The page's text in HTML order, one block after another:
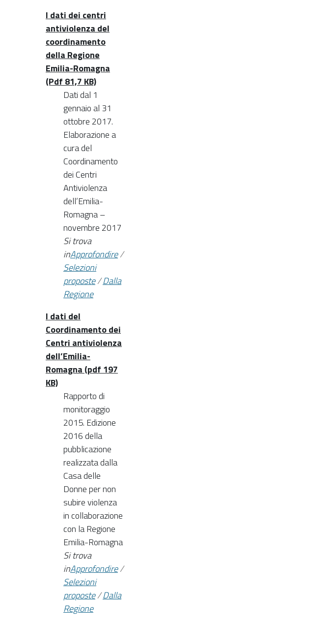
I dati dei centri
antiviolenza del
coordinamento
della Regione
Emilia-Romagna
(Pdf 81,7 KB)
Dati dal 1
gennaio al 31
ottobre 2017.
Elaborazione a
cura del
Coordinamento
dei Centri
Antiviolenza
dell’Emilia-
Romagna –
novembre 2017
Si trova
inApprofondire/
Selezioni
proposte/Dalla
Regione
I dati del
Coordinamento dei
Centri antiviolenza
dell’Emilia-
Romagna (pdf 197
KB)
Rapporto di
monitoraggio
2015. Edizione
2016 della
pubblicazione
realizzata dalla
Casa delle
Donne per non
subire violenza
in collaborazione
con la Regione
Emilia-Romagna
Si trova
inApprofondire/
Selezioni
proposte/Dalla
Regione